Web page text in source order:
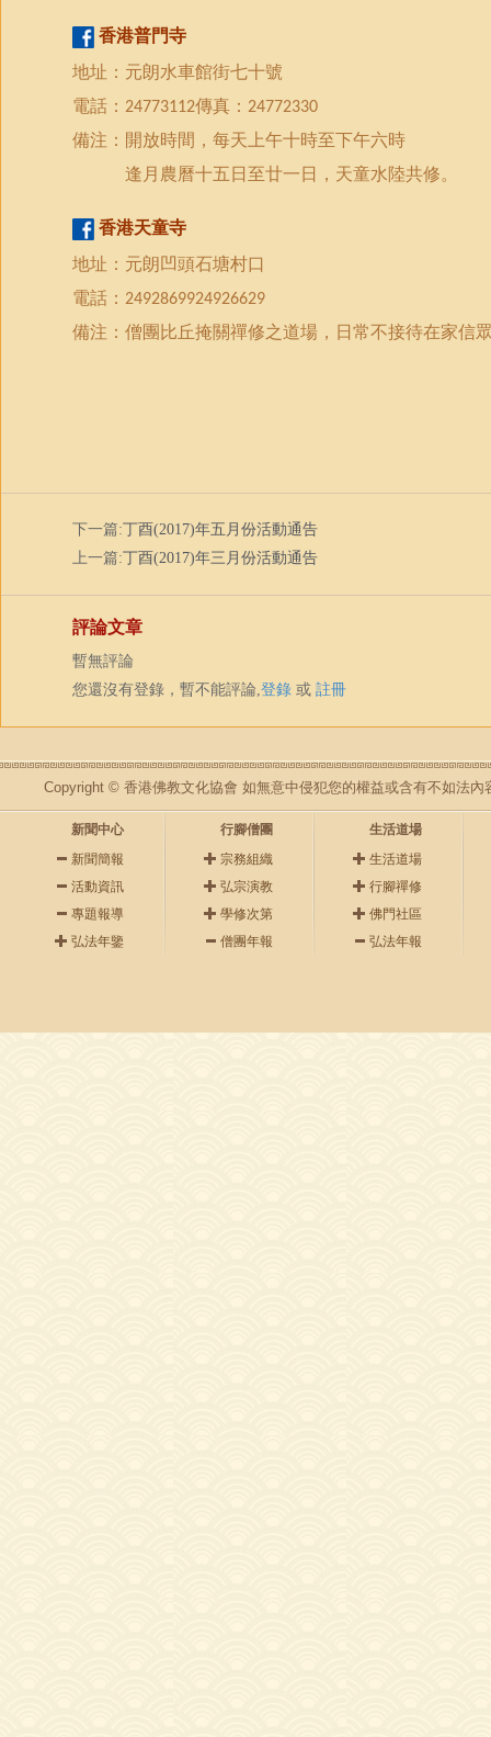
香港普門寺
地址：元朗水車館街七十號
電話： 24773112傳真： 24772330
備注：開放時間，每天上午十時至下午六時
逢月農曆十五日至廿一日，天童水陸共修。
香港天童寺
地址：元朗凹頭石塘村口
電話： 2492869924926629
備注：僧團比丘掩關禪修之道場，日常不接待在家信
下一篇:丁酉(2017)年五月份活動通告
上一篇:丁酉(2017)年三月份活動通告
評論文章
暫無評論
您還沒有登錄，暫不能評論,登錄 或 註冊
Copyright © 香港佛教文化協會 如無意中侵犯您的權益或含有不如法內
新聞中心
新聞簡報
活動資訊
專題報導
弘法年鑒
行腳僧團
宗務組織
弘宗演教
學修次第
僧團年報
生活道場
生活道場
行腳禪修
佛門社區
弘法年報